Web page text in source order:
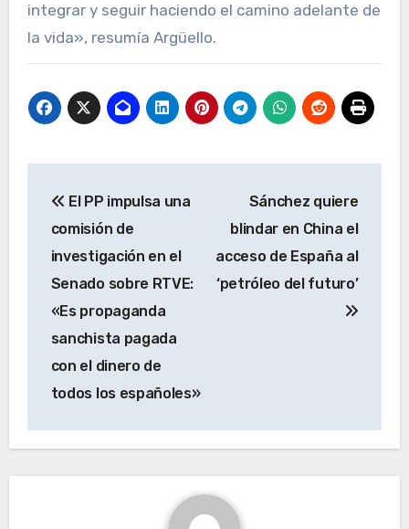
integrar y seguir haciendo el camino adelante de
la vida», resumía Argüello.
de
entradas
El PP impulsa una
comisión de
investigación en el
Senado sobre RTVE:
«Es propaganda
sanchista pagada
con el dinero de
todos los españoles»
Sánchez quiere
blindar en China el
acceso de España al
‘petróleo del futuro’